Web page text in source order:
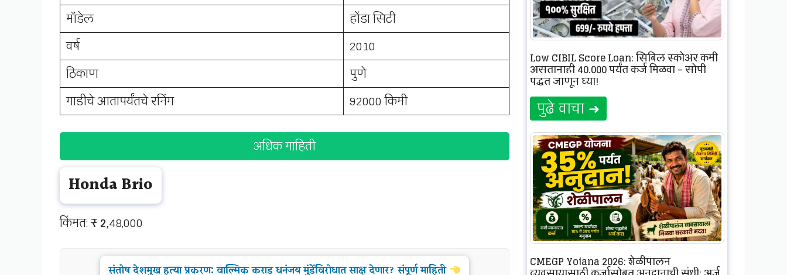
मॉडेल
होंडा सिटी
वर्ष
2010
ठिकाण
पुणे
गाडीचे आतापर्यंतचे रनिंग
92000 किमी
अधिक माहिती
Honda Brio
किंमत:₹ 2,48,000
संतोष देशमुख हत्या प्रकरण: वाल्मिक कराड धनंजय मुंडेंविरोधात साक्ष देणार? संपूर्ण माहिती
Low CIBIL Score Loan: सिबिल स्कोअर कमी
असतानाही 40,000 पर्यंत कर्ज मिळवा – सोपी
पद्धत जाणून घ्या!
पुढे वाचा ➜
CMEGP Yojana 2026: शेळीपालन